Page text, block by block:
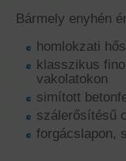
Bármely enyhén
homlokzati
klasszikus
vakolatokon
simított
szálerősítésű
forgácslapon,